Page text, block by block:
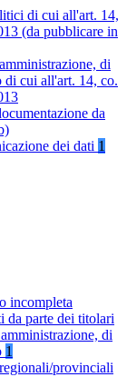
di cui all'art. 14,
(da pubblicare in
di
di cui all'art. 14, co.
da
dei dati 1
incompleta
da parte dei titolari
di
1
provinciali